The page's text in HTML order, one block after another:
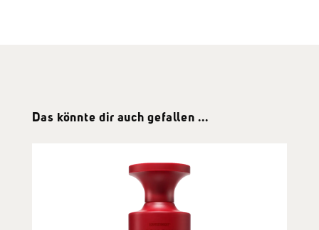
Produktgalerie überspringen
Das könnte dir auch gefallen ...